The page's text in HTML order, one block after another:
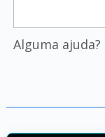
Alguma ajuda?